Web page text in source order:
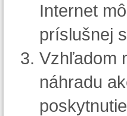
Internet
príslušnej
Vzhľadom
náhradu